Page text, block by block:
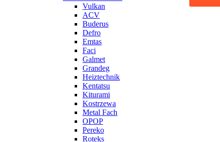
Vulkan
ACV
Buderus
Defro
Emtas
Faci
Galmet
Grandeg
Heiztechnik
Kentatsu
Kiturami
Kostrzewa
Metal Fach
OPOP
Pereko
Roteks